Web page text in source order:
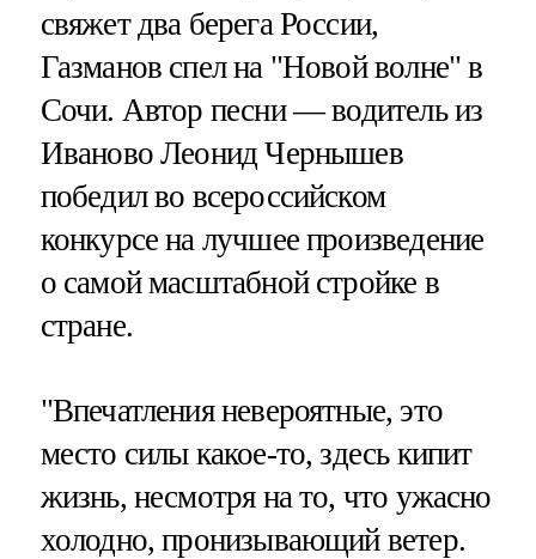
свяжет два берега России,
Газманов спел на "Новой волне" в
Сочи. Автор песни — водитель из
Иваново Леонид Чернышев
победил во всероссийском
конкурсе на лучшее произведение
о самой масштабной стройке в
стране.
"Впечатления невероятные, это
место силы какое-то, здесь кипит
жизнь, несмотря на то, что ужасно
холодно, пронизывающий ветер.